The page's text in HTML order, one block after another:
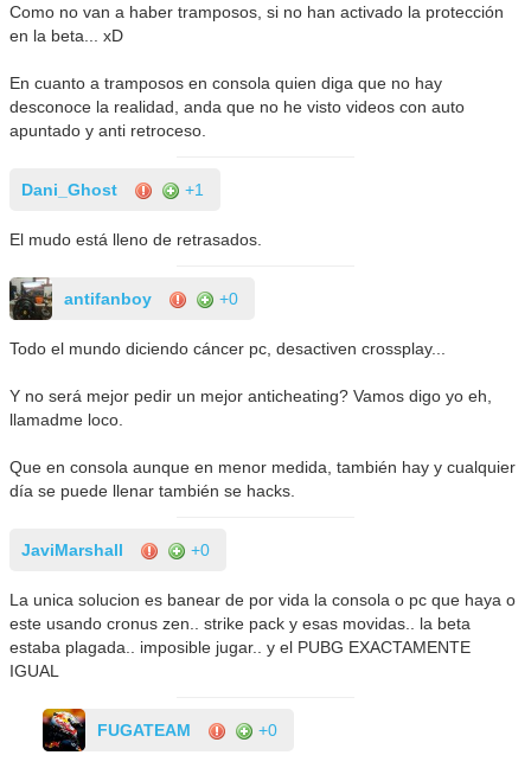
Como no van a haber tramposos, si no han activado la protección
en la beta... xD
En cuanto a tramposos en consola quien diga que no hay
desconoce la realidad, anda que no he visto videos con auto
apuntado y anti retroceso.
Dani_Ghost +1
El mudo está lleno de retrasados.
antifanboy +0
Todo el mundo diciendo cáncer pc, desactiven crossplay...
Y no será mejor pedir un mejor anticheating? Vamos digo yo eh,
llamadme loco.
Que en consola aunque en menor medida, también hay y cualquier
día se puede llenar también se hacks.
JaviMarshall +0
La unica solucion es banear de por vida la consola o pc que haya o
este usando cronus zen.. strike pack y esas movidas.. la beta
estaba plagada.. imposible jugar.. y el PUBG EXACTAMENTE
IGUAL
FUGATEAM +0